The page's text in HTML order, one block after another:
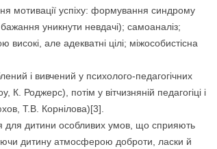
мотивацiї успiху: формування синдрому
уникнути невдачi); самоаналiз;
високi, але адекватнi цiлi; мiжособистiсна
i вивчений у психолого-педагогiчних
К. Роджерс), потiм у вiтчизнянiй педагогiцi i
Т.В. Корнiлова)[3].
для дитини особливих умов, що сприяють
дитину атмосферою доброти, ласки й